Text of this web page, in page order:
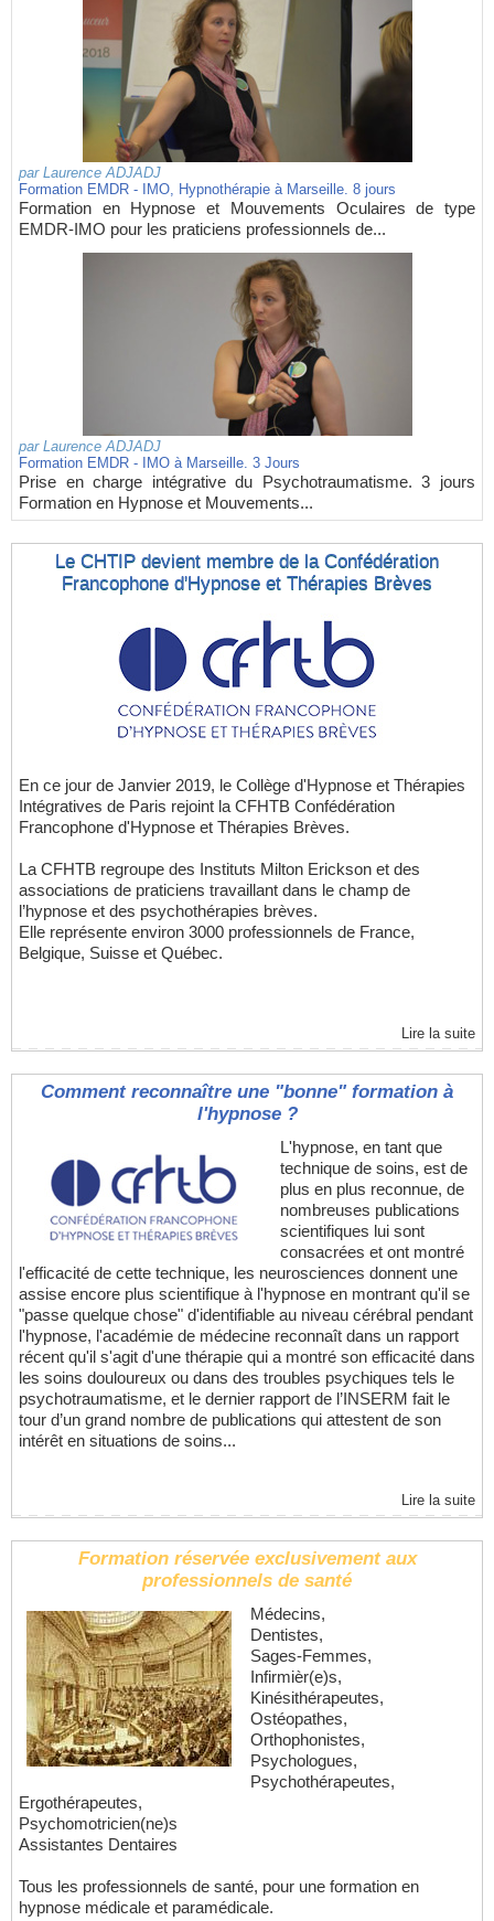
par Laurence ADJADJ
Formation EMDR - IMO, Hypnothérapie à Marseille. 8 jours
Formation en Hypnose et Mouvements Oculaires de type
EMDR-IMO pour les praticiens professionnels de...
par Laurence ADJADJ
Formation EMDR - IMO à Marseille. 3 Jours
Prise en charge intégrative du Psychotraumatisme. 3 jours
Formation en Hypnose et Mouvements...
Le CHTIP devient membre de la Confédération
Francophone d'Hypnose et Thérapies Brèves
En ce jour de Janvier 2019, le Collège d'Hypnose et Thérapies
Intégratives de Paris rejoint la CFHTB Confédération
Francophone d'Hypnose et Thérapies Brèves.
La CFHTB regroupe des Instituts Milton Erickson et des
associations de praticiens travaillant dans le champ de
l’hypnose et des psychothérapies brèves.
Elle représente environ 3000 professionnels de France,
Belgique, Suisse et Québec.
Lire la suite
Comment reconnaître une "bonne" formation à
l'hypnose ?
L'hypnose, en tant que
technique de soins, est de
plus en plus reconnue, de
nombreuses publications
scientifiques lui sont
consacrées et ont montré
l'efficacité de cette technique, les neurosciences donnent une
assise encore plus scientifique à l'hypnose en montrant qu'il se
"passe quelque chose" d'identifiable au niveau cérébral pendant
l'hypnose, l'académie de médecine reconnaît dans un rapport
récent qu'il s'agit d'une thérapie qui a montré son efficacité dans
les soins douloureux ou dans des troubles psychiques tels le
psychotraumatisme, et le dernier rapport de l’INSERM fait le
tour d’un grand nombre de publications qui attestent de son
intérêt en situations de soins...
Lire la suite
Formation réservée exclusivement aux
professionnels de santé
Médecins,
Dentistes,
Sages-Femmes,
Infirmièr(e)s,
Kinésithérapeutes,
Ostéopathes,
Orthophonistes,
Psychologues,
Psychothérapeutes,
Ergothérapeutes,
Psychomotricien(ne)s
Assistantes Dentaires
Tous les professionnels de santé, pour une formation en
hypnose médicale et paramédicale.